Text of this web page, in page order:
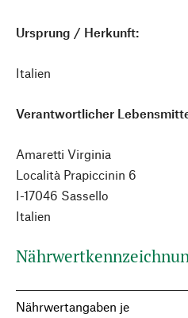
Ursprung / Herkunft:
Italien
Verantwortlicher
Amaretti Virginia
Località Prapiccinin 6
I-17046 Sassello
Italien
Nährwertangaben je